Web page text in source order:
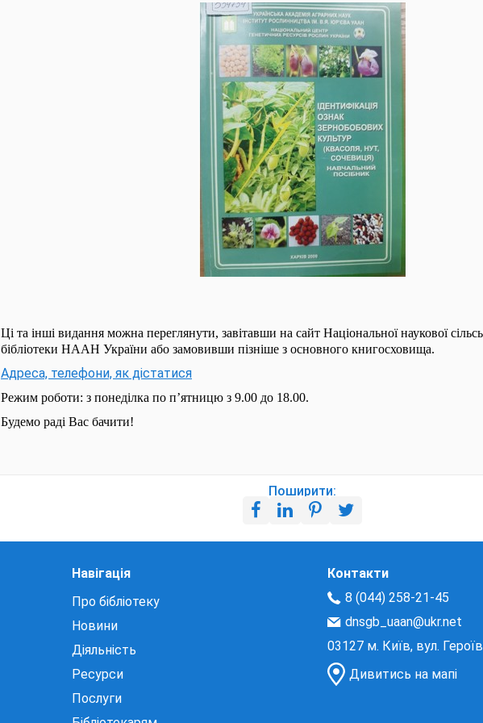
Ці та інші видання можна переглянути, завітавши на сайт Національної наукової
бібліотеки НААН України або замовивши пізніше з основного книгосховища.
Адреса, телефони, як дістатися
Режим роботи: з понеділка по п’ятницю з 9.00 до 18.00.
Будемо раді Вас бачити!
Поширити:
Навігація
Про бібліотеку
Новини
Діяльність
Ресурси
Послуги
Контакти
8 (044) 258-21-45
dnsgb_uaan@ukr.net
03127 м. Київ, вул.
Дивитись на мапі